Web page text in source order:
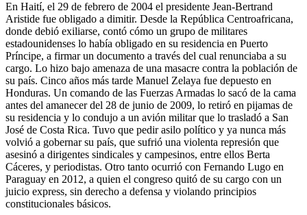
En Haití, el 29 de febrero de 2004 el presidente Jean-Bertrand
Aristide fue obligado a dimitir. Desde la República Centroafricana,
donde debió exiliarse, contó cómo un grupo de militares
estadounidenses lo había obligado en su residencia en Puerto
Príncipe, a firmar un documento a través del cual renunciaba a su
cargo. Lo hizo bajo amenaza de una masacre contra la población de
su país. Cinco años más tarde Manuel Zelaya fue depuesto en
Honduras. Un comando de las Fuerzas Armadas lo sacó de la cama
antes del amanecer del 28 de junio de 2009, lo retiró en pijamas de
su residencia y lo condujo a un avión militar que lo trasladó a San
José de Costa Rica. Tuvo que pedir asilo político y ya nunca más
volvió a gobernar su país, que sufrió una violenta represión que
asesinó a dirigentes sindicales y campesinos, entre ellos Berta
Cáceres, y periodistas. Otro tanto ocurrió con Fernando Lugo en
Paraguay en 2012, a quien el congreso quitó de su cargo con un
juicio express, sin derecho a defensa y violando principios
constitucionales básicos.